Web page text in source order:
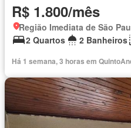
R$ 1.800/mês
2 Quartos
2 Banheiros
Há 1 semana, 3 horas em